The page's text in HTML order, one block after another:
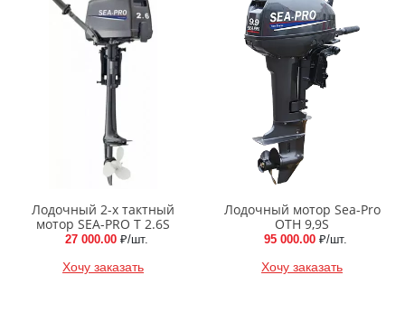
Лодочный 2-х тактный
мотор SEA-PRO Т 2.6S
27 000.00 ₽/шт.
Хочу заказать
Лодочный мотор Sea-Pro
OTH 9,9S
95 000.00 ₽/шт.
Хочу заказать